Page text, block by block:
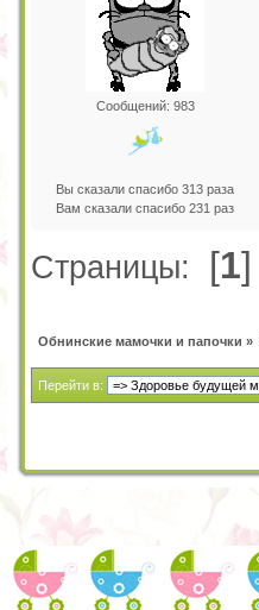
Сообщений: 983
Вы сказали спасибо 313 раза
Вам сказали спасибо 231 раз
Страницы: [1]
Обнинские мамочки и папочки »
Перейти в: